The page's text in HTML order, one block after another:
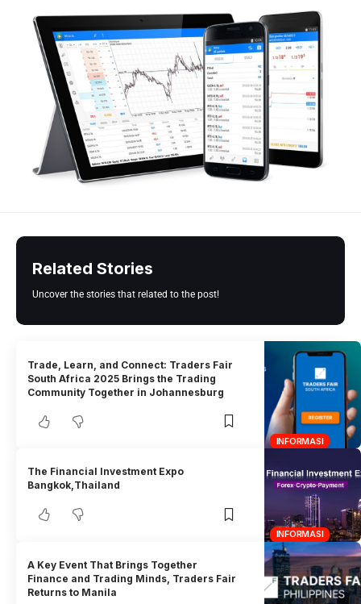
Related Stories
Uncover the stories that related to the post!
INFORMASI
Trade, Learn, and Connect: Traders Fair
South Africa 2025 Brings the Trading
Community Together in Johannesburg
INFORMASI
The Financial Investment Expo
Bangkok,Thailand
A Key Event That Brings Together
Finance and Trading Minds, Traders Fair
Returns to Manila